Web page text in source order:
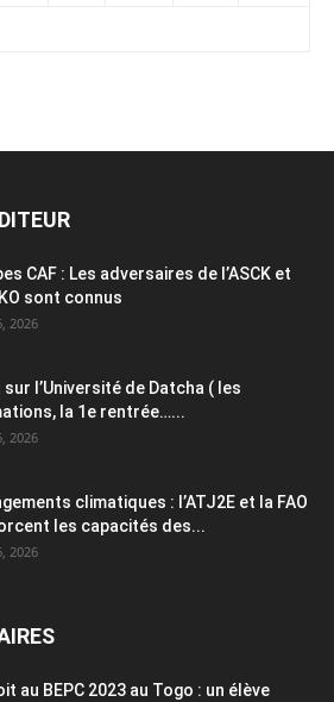
CAF : Les adversaires de l’ASCK et
sont connus
2026
l’Université de Datcha ( les
la 1e rentrée…...
2026
climatiques : l’ATJ2E et la FAO
les capacités des...
2026
au BEPC 2023 au Togo : un élève